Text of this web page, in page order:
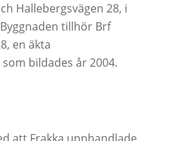
Hallebergsvägen 28, i
tillhör Brf
en äkta
bildades år 2004.